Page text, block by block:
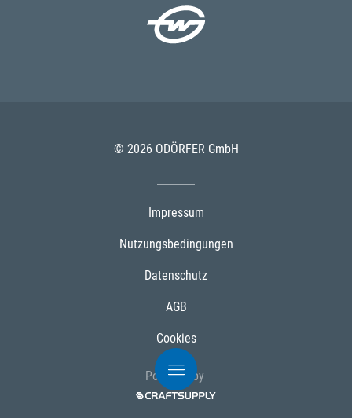
© 2026 ODÖRFER GmbH
Impressum
Nutzungsbedingungen
Datenschutz
AGB
Cookies
Powered by